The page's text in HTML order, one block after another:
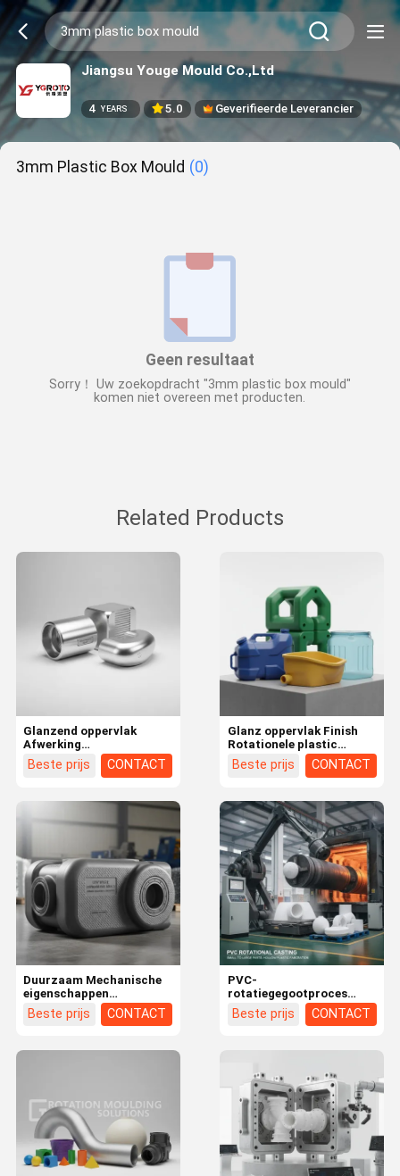
Jiangsu Youge Mould Co.,Ltd
4 YEARS 5.0 Geverifieerde Leverancier
3mm Plastic Box Mould (0)
Geen resultaat
Sorry！ Uw zoekopdracht "3mm plastic box mould"
komen niet overeen met producten.
Related Products
Glanzend oppervlak
Afwerking
Rotatiemolderen
Duurzame
ontworpen om aan hoge
eigenschappen te voldoen
Beste prijs CONTACT
Glanz oppervlak Finish
Rotationele plastic
gietvermogen
ondersteunt complexe
kunststofproducten
Beste prijs CONTACT
Duurzaam Mechanische
eigenschappen
Rotatiemolderen met een
getekstureerd oppervlak
Beste prijs CONTACT
PVC-
rotatiegegootproces
Handhaving van kleine tot
zeer grote onderdelen tot
Beste prijs CONTACT